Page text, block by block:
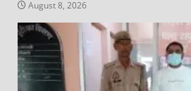
August 8, 2026